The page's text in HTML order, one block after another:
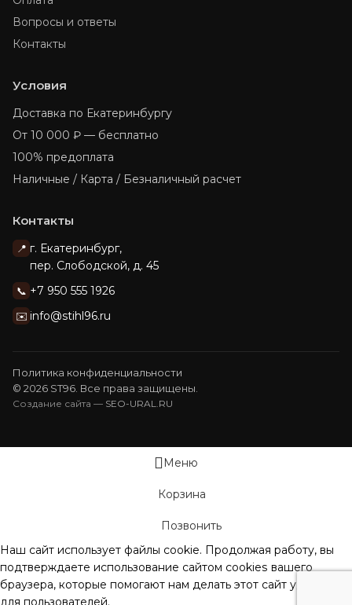
Вопросы и ответы
Контакты
Условия
Доставка по Екатеринбургу
От 10 000 ₽ — бесплатно
100% предоплата
Наличные / Карта / Безналичный расчет
Контакты
📍 г. Екатеринбург,
пер. Слободской, д. 45
📞 +7 950 555 1926
✉️ info@stihl96.ru
Политика конфиденциальности
© 2026 ST96. Все права защищены.
Создание сайта — SEO-URAL.RU
Меню
Корзина
Позвонить
Наш сайт использует файлы cookie. Продолжая работу, вы
подтверждаете использование сайтом сооkiеѕ вашего
браузера, которые помогают нам делать этот сайт удобнее
для пользователей.